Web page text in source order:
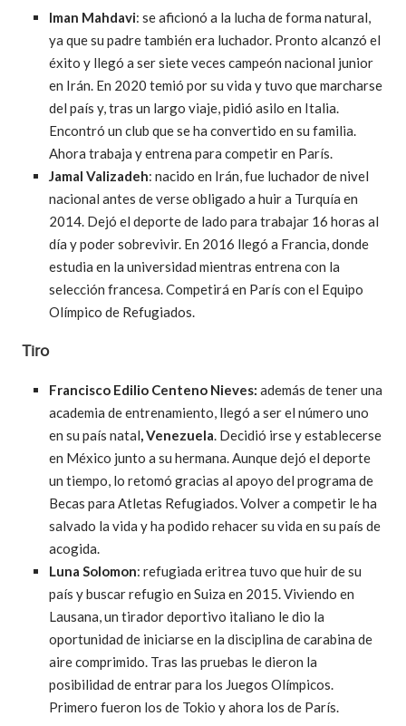
Iman Mahdavi: se aficionó a la lucha de forma natural,
ya que su padre también era luchador. Pronto alcanzó el
éxito y llegó a ser siete veces campeón nacional junior
en Irán. En 2020 temió por su vida y tuvo que marcharse
del país y, tras un largo viaje, pidió asilo en Italia.
Encontró un club que se ha convertido en su familia.
Ahora trabaja y entrena para competir en París.
Jamal Valizadeh: nacido en Irán, fue luchador de nivel
nacional antes de verse obligado a huir a Turquía en
2014. Dejó el deporte de lado para trabajar 16 horas al
día y poder sobrevivir. En 2016 llegó a Francia, donde
estudia en la universidad mientras entrena con la
selección francesa. Competirá en París con el Equipo
Olímpico de Refugiados.
Tiro
Francisco Edilio Centeno Nieves: además de tener una
academia de entrenamiento, llegó a ser el número uno
en su país natal Venezuela . Decidió irse y establecerse
en México junto a su hermana. Aunque dejó el deporte
un tiempo, lo retomó gracias al apoyo del programa de
Becas para Atletas Refugiados. Volver a competir le ha
salvado la vida y ha podido rehacer su vida en su país de
acogida.
Luna Solomon: refugiada eritrea tuvo que huir de su
país y buscar refugio en Suiza en 2015. Viviendo en
Lausana, un tirador deportivo italiano le dio la
oportunidad de iniciarse en la disciplina de carabina de
aire comprimido. Tras las pruebas le dieron la
posibilidad de entrar para los Juegos Olímpicos.
Primero fueron los de Tokio y ahora los de París.